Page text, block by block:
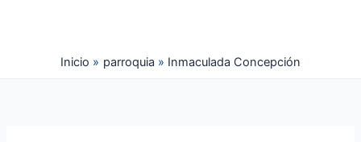
Inicio
parroquia Inmaculada Concepción